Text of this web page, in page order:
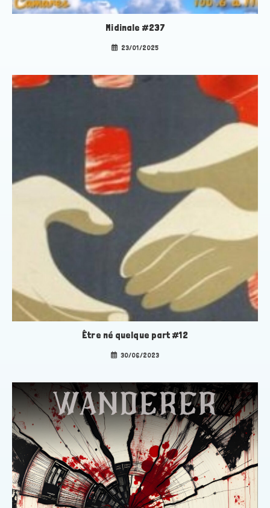
Midinale #237
23/01/2025
Être né quelque part #12
30/06/2023